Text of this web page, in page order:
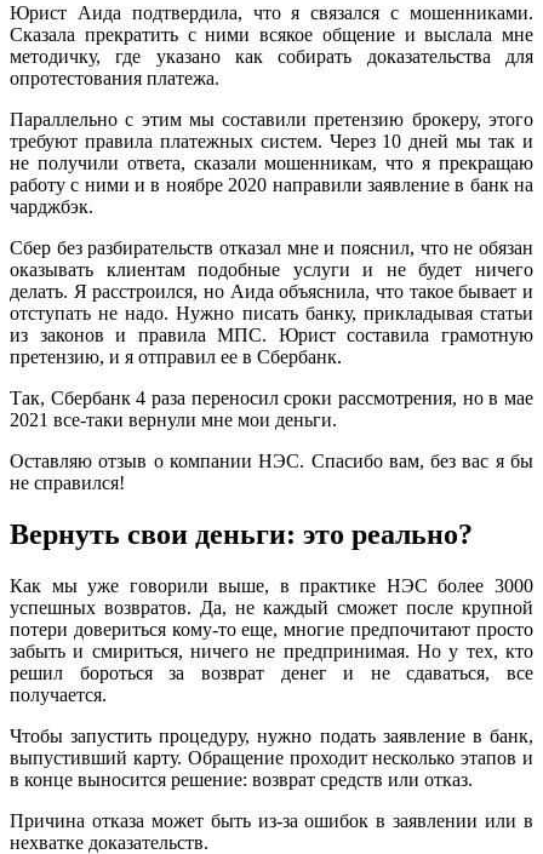
Юрист Аида подтвердила, что я связался с мошенниками.
Сказала прекратить с ними всякое общение и выслала мне
методичку, где указано как собирать доказательства для
опротестования платежа.
Параллельно с этим мы составили претензию брокеру, этого
требуют правила платежных систем. Через 10 дней мы так и
не получили ответа, сказали мошенникам, что я прекращаю
работу с ними и в ноябре 2020 направили заявление в банк на
чарджбэк.
Сбер без разбирательств отказал мне и пояснил, что не обязан
оказывать клиентам подобные услуги и не будет ничего
делать. Я расстроился, но Аида объяснила, что такое бывает и
отступать не надо. Нужно писать банку, прикладывая статьи
из законов и правила МПС. Юрист составила грамотную
претензию, и я отправил ее в Сбербанк.
Так, Сбербанк 4 раза переносил сроки рассмотрения, но в мае
2021 все-таки вернули мне мои деньги.
Оставляю отзыв о компании НЭС. Спасибо вам, без вас я бы
не справился!
Вернуть свои деньги: это реально?
Как мы уже говорили выше, в практике НЭС более 3000
успешных возвратов. Да, не каждый сможет после крупной
потери довериться кому-то еще, многие предпочитают просто
забыть и смириться, ничего не предпринимая. Но у тех, кто
решил бороться за возврат денег и не сдаваться, все
получается.
Чтобы запустить процедуру, нужно подать заявление в банк,
выпустивший карту. Обращение проходит несколько этапов и
в конце выносится решение: возврат средств или отказ.
Причина отказа может быть из-за ошибок в заявлении или в
нехватке доказательств.